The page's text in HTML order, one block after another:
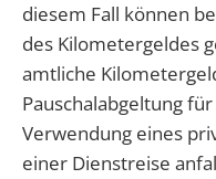
diesem Fall können
des Kilometergeldes
amtliche
Pauschalabgeltung
Verwendung eines
einer Dienstreise